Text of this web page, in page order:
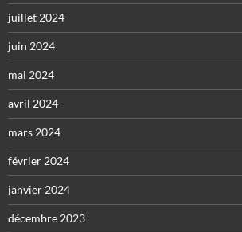
juillet 2024
juin 2024
mai 2024
avril 2024
mars 2024
février 2024
janvier 2024
décembre 2023